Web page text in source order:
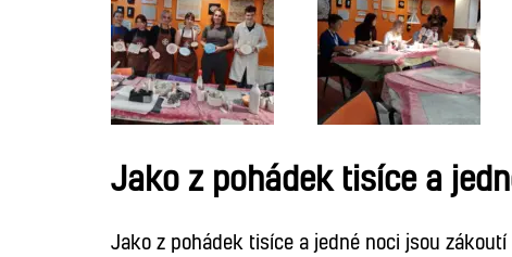
Jako z pohádek tisíce a
Jako z pohádek tisíce a jedné noci jsou